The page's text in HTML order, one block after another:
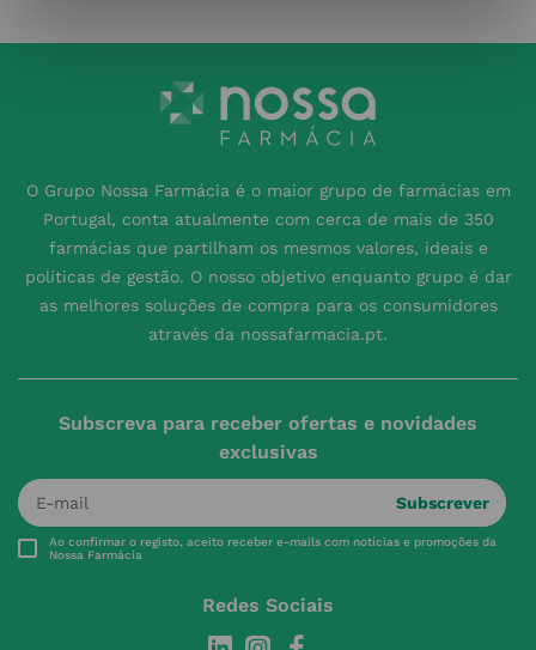
O Grupo Nossa Farmácia é o maior grupo de farmácias em
Portugal, conta atualmente com cerca de mais de 350
farmácias que partilham os mesmos valores, ideais e
políticas de gestão. O nosso objetivo enquanto grupo é dar
as melhores soluções de compra para os consumidores
através da nossafarmacia.pt.
Subscreva para receber ofertas e novidades
exclusivas
Subscrever
Ao confirmar o registo, aceito receber e-mails com notícias e promoções da
Nossa Farmácia
Redes Sociais